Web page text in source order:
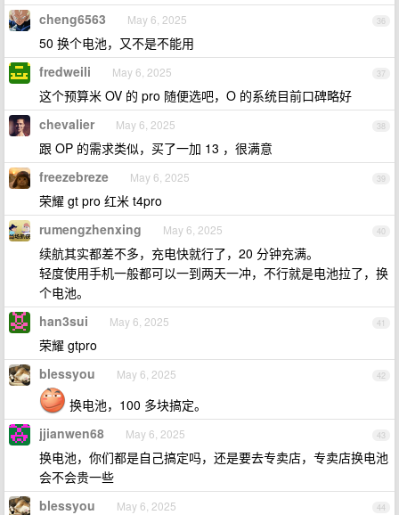
36
cheng6563 May 6, 2025
50 换个电池，又不是不能用
37
fredweili May 6, 2025
这个预算米 OV 的 pro 随便选吧，O 的系统目前口碑略好
38
chevalier May 6, 2025
跟 OP 的需求类似，买了一加 13 ，很满意
39
freezebreze May 6, 2025
荣耀 gt pro 红米 t4pro
40
rumengzhenxing May 6, 2025
续航其实都差不多，充电快就行了，20 分钟充满。
轻度使用手机一般都可以一到两天一冲，不行就是电池拉了，换
个电池。
41
han3sui May 6, 2025
荣耀 gtpro
42
blessyou May 6, 2025
换电池，100 多块搞定。
43
jjianwen68 May 6, 2025
换电池，你们都是自己搞定吗，还是要去专卖店，专卖店换电池
会不会贵一些
44
blessyou May 6, 2025